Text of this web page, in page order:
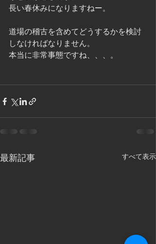
長い春休みになりますねー。
道場の稽古を含めてどうするかを検討
しなければなりません。
本当に非常事態ですね、、、。
最新記事 すべて表示